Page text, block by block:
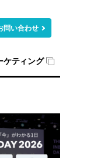
問い合わせ
ケティング